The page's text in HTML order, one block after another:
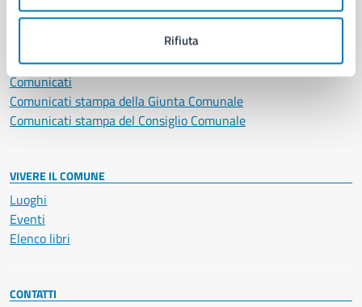
Rifiuta
NOVITÀ
Avvisi
Comunicati
Comunicati stampa della Giunta Comunale
Comunicati stampa del Consiglio Comunale
VIVERE IL COMUNE
Luoghi
Eventi
Elenco libri
CONTATTI